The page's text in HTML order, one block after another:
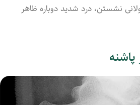
نشستن، درد شدید دوباره ظاهر